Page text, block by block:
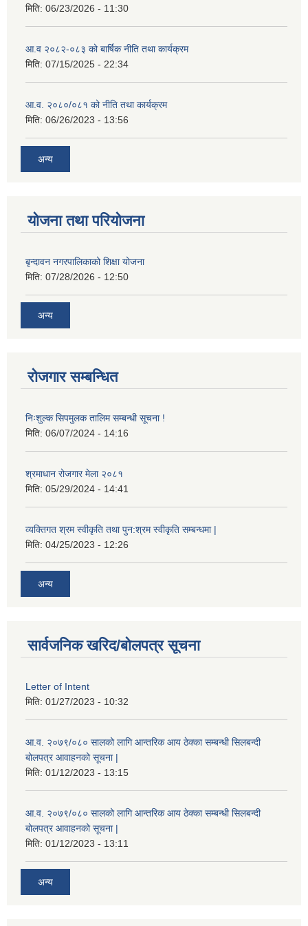
मिति: 06/23/2026 - 11:30
आ.व २०८२-०८३ को बार्षिक नीति तथा कार्यक्रम
मिति: 07/15/2025 - 22:34
आ.व. २०८०/०८१ को नीति तथा कार्यक्रम
मिति: 06/26/2023 - 13:56
अन्य
योजना तथा परियोजना
बृन्दावन नगरपालिकाको शिक्षा योजना
मिति: 07/28/2026 - 12:50
अन्य
रोजगार सम्बन्धित
निःशुल्क सिपमुलक तालिम सम्बन्धी सूचना !
मिति: 06/07/2024 - 14:16
श्रमाधान रोजगार मेला २०८१
मिति: 05/29/2024 - 14:41
व्यक्तिगत श्रम स्वीकृति तथा पुन:श्रम स्वीकृति सम्बन्धमा |
मिति: 04/25/2023 - 12:26
अन्य
सार्वजनिक खरिद/बोलपत्र सूचना
Letter of Intent
मिति: 01/27/2023 - 10:32
आ.व. २०७९/०८० सालको लागि आन्तरिक आय ठेक्का सम्बन्धी सिलबन्दी
बोलपत्र आवाहनको सूचना |
मिति: 01/12/2023 - 13:15
आ.व. २०७९/०८० सालको लागि आन्तरिक आय ठेक्का सम्बन्धी सिलबन्दी
बोलपत्र आवाहनको सूचना |
मिति: 01/12/2023 - 13:11
अन्य